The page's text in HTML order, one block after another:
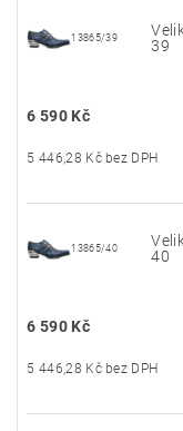
13865/39
39
6 590 Kč
5 446,28 Kč bez DPH
13865/40
40
6 590 Kč
5 446,28 Kč bez DPH